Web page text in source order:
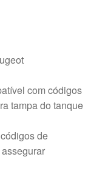
com códigos
tampa do tanque
de